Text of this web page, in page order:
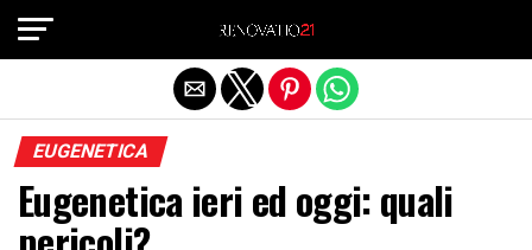
EUGENETICA
Eugenetica ieri ed oggi: quali
Exit mobile version